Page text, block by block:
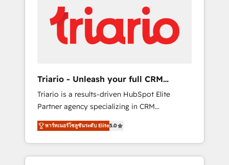
your business. If not now, when?
strategies for driving growth. They are
committed to helping our customers grow
and finding solutions that fit their unique
business needs. We are thrilled to have Blue
HubSpot “Our experience with the team at
Blue Frog has been nothing short of
extraordinary. Their years of experience and
quality of skilled staff has earned them a
trusted reputation within the HubSpot
ecosystem as a reliable partner capable of
delivering remarkable experiences for our
Triario - Unleash your full CRM
potential
Triario is a results-driven HubSpot Elite
Partner agency specializing in CRM
implementations & migrations, Revenue
Operations, Custom Integrations, Custom AI
agents and AI-ready Website Design With
over 15 years of experience, we help
พาร์ทเนอร์โซลูชันระดับ Elite5.0